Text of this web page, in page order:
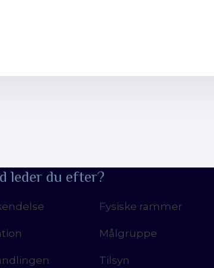
leder du efter?
Fysiske rammer
Målgruppe
Tilsyn